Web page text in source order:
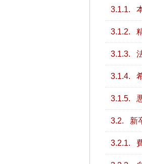
3.1.1.
3.1.2.
3.1.3.
3.1.4.
3.1.5.
3.2. 新
3.2.1.